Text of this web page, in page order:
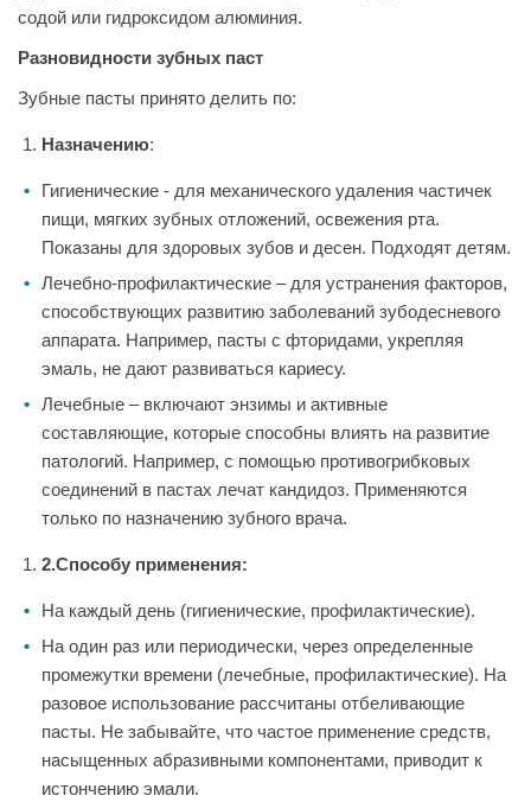
содой или гидроксидом алюминия.
Разновидности зубных паст
Зубные пасты принято делить по:
Назначению:
Гигиенические - для механического удаления частичек
пищи, мягких зубных отложений, освежения рта.
Показаны для здоровых зубов и десен. Подходят детям.
Лечебно-профилактические – для устранения факторов,
способствующих развитию заболеваний зубодесневого
аппарата. Например, пасты с фторидами, укрепляя
эмаль, не дают развиваться кариесу.
Лечебные – включают энзимы и активные
составляющие, которые способны влиять на развитие
патологий. Например, с помощью противогрибковых
соединений в пастах лечат кандидоз. Применяются
только по назначению зубного врача.
2.Способу применения:
На каждый день (гигиенические, профилактические).
На один раз или периодически, через определенные
промежутки времени (лечебные, профилактические). На
разовое использование рассчитаны отбеливающие
пасты. Не забывайте, что частое применение средств,
насыщенных абразивными компонентами, приводит к
истончению эмали.